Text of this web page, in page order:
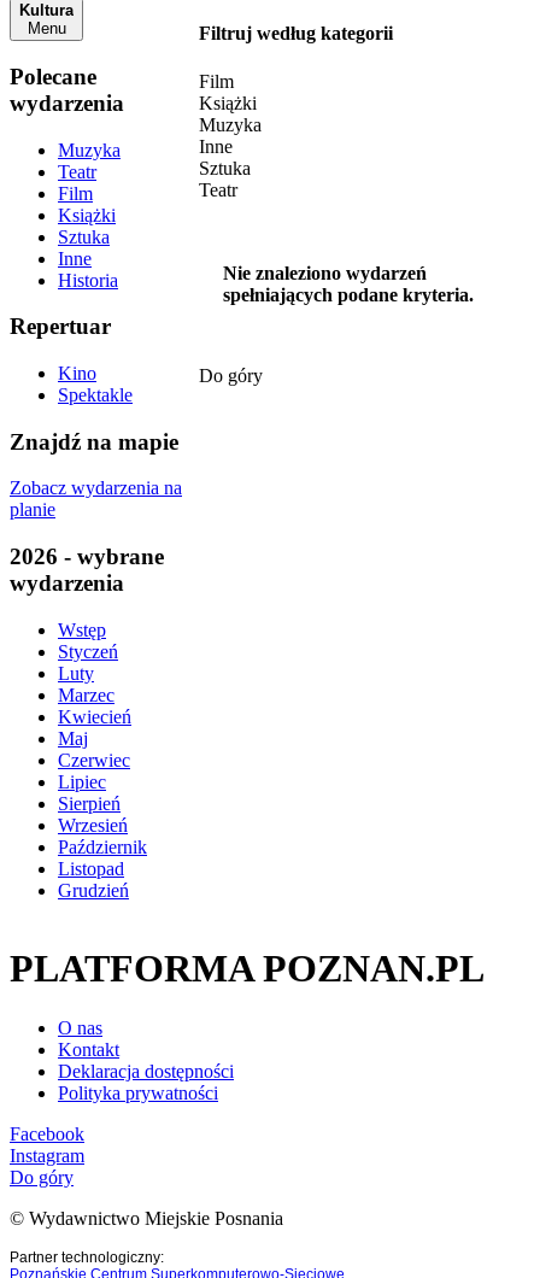
Kultura
Menu
Polecane
wydarzenia
Muzyka
Teatr
Film
Książki
Sztuka
Inne
Historia
Repertuar
Kino
Spektakle
Znajdź na mapie
Zobacz wydarzenia na
planie
2026 - wybrane
wydarzenia
Wstęp
Styczeń
Luty
Marzec
Kwiecień
Maj
Czerwiec
Lipiec
Sierpień
Wrzesień
Październik
Listopad
Grudzień
Filtruj według kategorii
Film
Książki
Muzyka
Inne
Sztuka
Teatr
Nie znaleziono wydarzeń
spełniających podane kryteria.
Do góry
PLATFORMA POZNAN.PL
O nas
Kontakt
Deklaracja dostępności
Polityka prywatności
Facebook
Instagram
Do góry
© Wydawnictwo Miejskie Posnania
Partner technologiczny:
Poznańskie Centrum Superkomputerowo-Sieciowe